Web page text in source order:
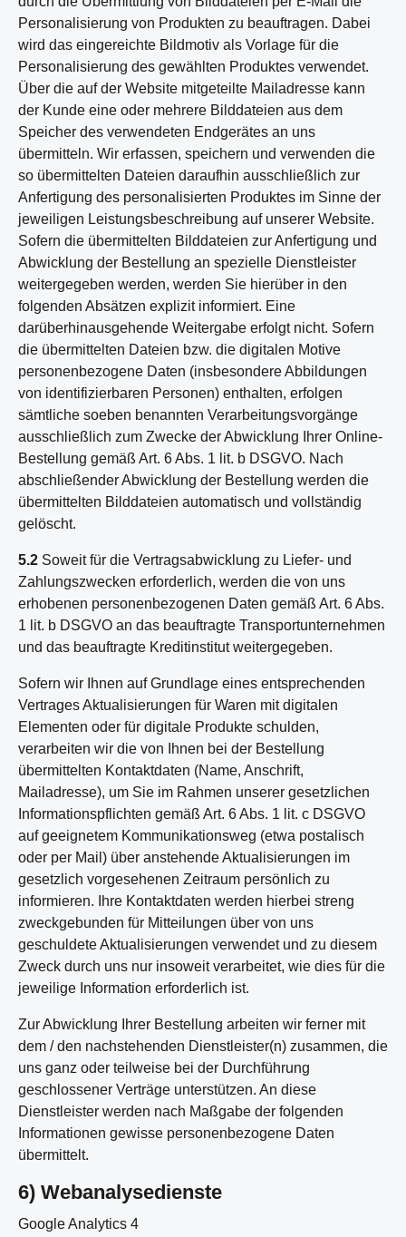
Personalisierung von Produkten zu beauftragen. Dabei
wird das eingereichte Bildmotiv als Vorlage für die
Personalisierung des gewählten Produktes verwendet.
Über die auf der Website mitgeteilte Mailadresse kann
der Kunde eine oder mehrere Bilddateien aus dem
Speicher des verwendeten Endgerätes an uns
übermitteln. Wir erfassen, speichern und verwenden die
so übermittelten Dateien daraufhin ausschließlich zur
Anfertigung des personalisierten Produktes im Sinne der
jeweiligen Leistungsbeschreibung auf unserer Website.
Sofern die übermittelten Bilddateien zur Anfertigung und
Abwicklung der Bestellung an spezielle Dienstleister
weitergegeben werden, werden Sie hierüber in den
folgenden Absätzen explizit informiert. Eine
darüberhinausgehende Weitergabe erfolgt nicht. Sofern
die übermittelten Dateien bzw. die digitalen Motive
personenbezogene Daten (insbesondere Abbildungen
von identifizierbaren Personen) enthalten, erfolgen
sämtliche soeben benannten Verarbeitungsvorgänge
ausschließlich zum Zwecke der Abwicklung Ihrer Online-
Bestellung gemäß Art. 6 Abs. 1 lit. b DSGVO. Nach
abschließender Abwicklung der Bestellung werden die
übermittelten Bilddateien automatisch und vollständig
gelöscht.
5.2 Soweit für die Vertragsabwicklung zu Liefer- und
Zahlungszwecken erforderlich, werden die von uns
erhobenen personenbezogenen Daten gemäß Art. 6 Abs.
1 lit. b DSGVO an das beauftragte Transportunternehmen
und das beauftragte Kreditinstitut weitergegeben.
Sofern wir Ihnen auf Grundlage eines entsprechenden
Vertrages Aktualisierungen für Waren mit digitalen
Elementen oder für digitale Produkte schulden,
verarbeiten wir die von Ihnen bei der Bestellung
übermittelten Kontaktdaten (Name, Anschrift,
Mailadresse), um Sie im Rahmen unserer gesetzlichen
Informationspflichten gemäß Art. 6 Abs. 1 lit. c DSGVO
auf geeignetem Kommunikationsweg (etwa postalisch
oder per Mail) über anstehende Aktualisierungen im
gesetzlich vorgesehenen Zeitraum persönlich zu
informieren. Ihre Kontaktdaten werden hierbei streng
zweckgebunden für Mitteilungen über von uns
geschuldete Aktualisierungen verwendet und zu diesem
Zweck durch uns nur insoweit verarbeitet, wie dies für die
jeweilige Information erforderlich ist.
Zur Abwicklung Ihrer Bestellung arbeiten wir ferner mit
dem / den nachstehenden Dienstleister(n) zusammen, die
uns ganz oder teilweise bei der Durchführung
geschlossener Verträge unterstützen. An diese
Dienstleister werden nach Maßgabe der folgenden
Informationen gewisse personenbezogene Daten
übermittelt.
6) Webanalysedienste
Google Analytics 4